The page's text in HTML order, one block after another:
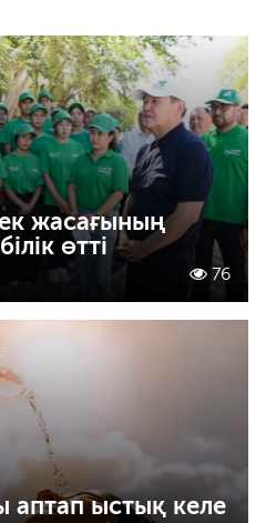
жасағының
өтті
76
аптап ыстық келе